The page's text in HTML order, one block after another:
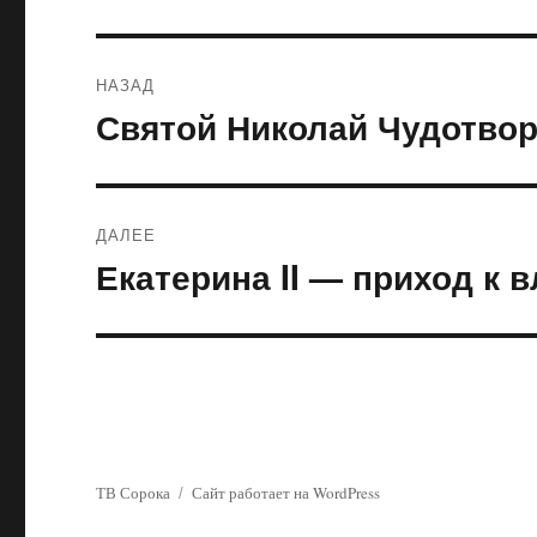
по
НАЗАД
Предыдущая
Святой Николай
ДАЛЕЕ
Следующая
Екатерина II — приход к
ТВ Сорока Сайт работает на WordPress